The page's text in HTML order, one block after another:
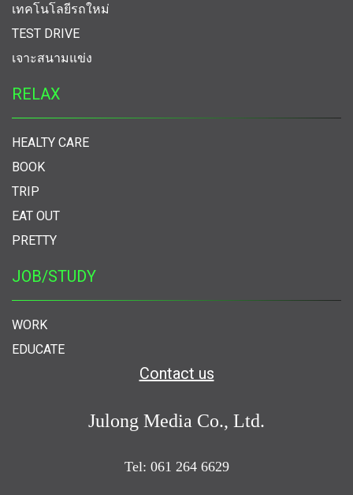
เทคโนโลยีรถใหม่
TEST DRIVE
เจาะสนามแข่ง
RELAX
HEALTY CARE
BOOK
TRIP
EAT OUT
PRETTY
JOB/STUDY
WORK
EDUCATE
Contact us
Julong Media Co., Ltd.
Tel: 061 264 6629